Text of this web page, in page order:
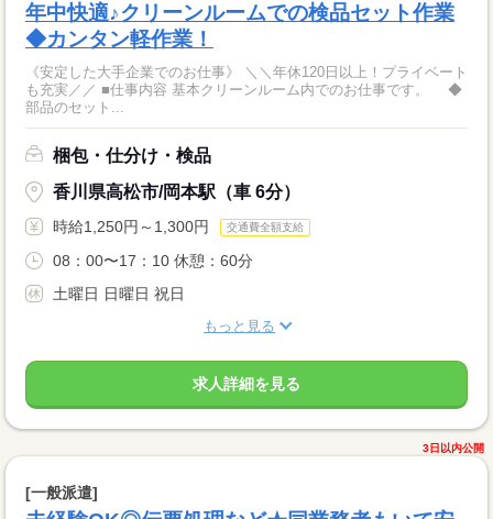
年中快適♪クリーンルームでの検品セット作業
◆カンタン軽作業！
《安定した大手企業でのお仕事》 ＼＼年休120日以上！プライベート
も充実／／ ■仕事内容 基本クリーンルーム内でのお仕事です。 ◆
部品のセット...
梱包・仕分け・検品
香川県高松市/岡本駅（車 6分）
時給1,250円～1,300円 交通費全額支給
08：00〜17：10 休憩：60分
土曜日 日曜日 祝日
もっと見る
求人詳細を見る
3日以内公開
[一般派遣]